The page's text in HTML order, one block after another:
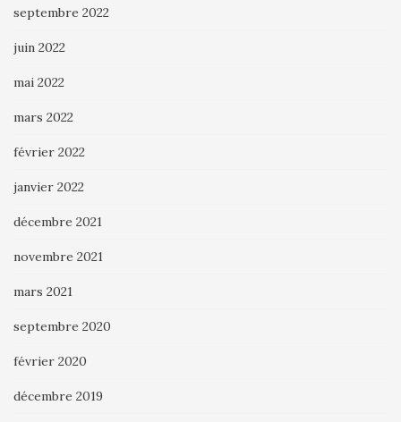
septembre 2022
juin 2022
mai 2022
mars 2022
février 2022
janvier 2022
décembre 2021
novembre 2021
mars 2021
septembre 2020
février 2020
décembre 2019